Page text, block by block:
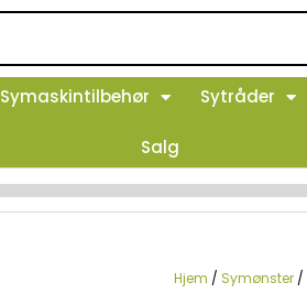
Symaskintilbehør Sytråder
Salg
Hjem / Symønster /